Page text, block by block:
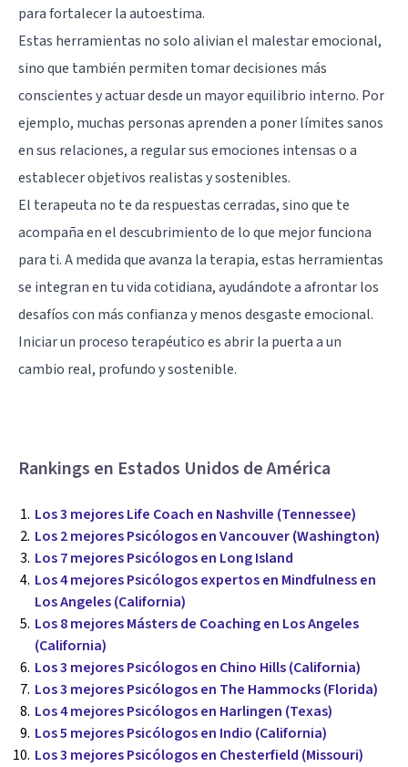
para fortalecer la autoestima.
Estas herramientas no solo alivian el malestar emocional,
sino que también permiten tomar decisiones más
conscientes y actuar desde un mayor equilibrio interno. Por
ejemplo, muchas personas aprenden a poner límites sanos
en sus relaciones, a regular sus emociones intensas o a
establecer objetivos realistas y sostenibles.
El terapeuta no te da respuestas cerradas, sino que te
acompaña en el descubrimiento de lo que mejor funciona
para ti. A medida que avanza la terapia, estas herramientas
se integran en tu vida cotidiana, ayudándote a afrontar los
desafíos con más confianza y menos desgaste emocional.
Iniciar un proceso terapéutico es abrir la puerta a un
cambio real, profundo y sostenible.
Rankings en Estados Unidos de América
Los 3 mejores Life Coach en Nashville (Tennessee)
Los 2 mejores Psicólogos en Vancouver (Washington)
Los 7 mejores Psicólogos en Long Island
Los 4 mejores Psicólogos expertos en Mindfulness en
Los Angeles (California)
Los 8 mejores Másters de Coaching en Los Angeles
(California)
Los 3 mejores Psicólogos en Chino Hills (California)
Los 3 mejores Psicólogos en The Hammocks (Florida)
Los 4 mejores Psicólogos en Harlingen (Texas)
Los 5 mejores Psicólogos en Indio (California)
Los 3 mejores Psicólogos en Chesterfield (Missouri)